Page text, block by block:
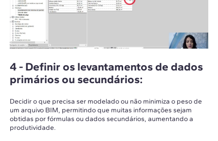
4 - Definir os levantamentos de dados
primários ou secundários:
Decidir o que precisa ser modelado ou não minimiza o peso de
um arquivo BIM, permitindo que muitas informações sejam
obtidas por fórmulas ou dados secundários, aumentando a
produtividade.